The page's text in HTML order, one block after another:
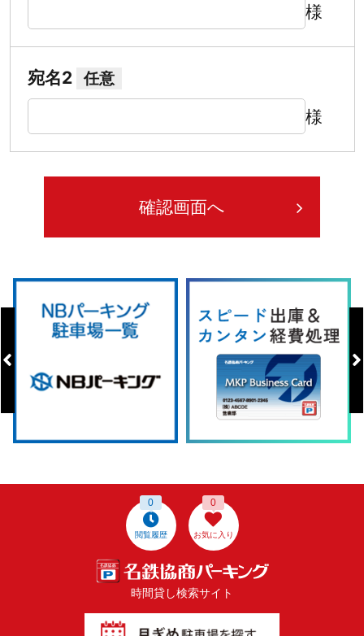
様
宛名2 任意
様
閲覧履歴
0
お気に入り
0
時間貸し検索サイト